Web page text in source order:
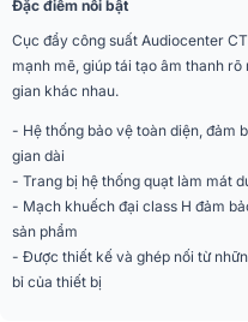
Công suất 4 stereo
Công suất 8 bridge
Chế độ đánh
Crossover
Điện thế đầu vào
Đặc điểm nổi bật
Cục đẩy công suất Audiocenter
mạnh mẽ, giúp tái tạo âm thanh
gian khác nhau.
- Hệ thống bảo vệ toàn diện, đảm
gian dài
- Trang bị hệ thống quạt làm mát
- Mạch khuếch đại class H đảm
sản phẩm
- Được thiết kế và ghép nối từ
bỉ của thiết bị